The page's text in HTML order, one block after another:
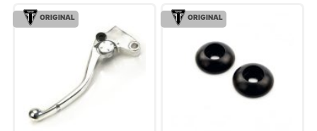
ORIGINAL ORIGINAL